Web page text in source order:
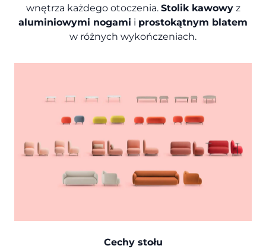
wnętrza każdego otoczenia. Stolik kawowyz
aluminiowymi nogami i prostokątnym blatem
w różnych wykończeniach.
Cechy stołu